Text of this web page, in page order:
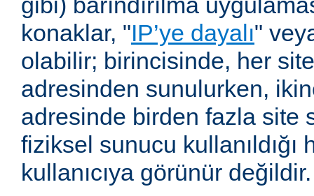
konaklar, "IP’ye dayalı"
olabilir; birincisinde, her
adresinden sunulurken,
adresinde birden fazla site
fiziksel sunucu
kullanıcıya görünür değildir.